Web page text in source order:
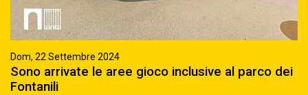
Dom, 22 Settembre 2024
Sono arrivate le aree gioco inclusive al parco dei
Fontanili